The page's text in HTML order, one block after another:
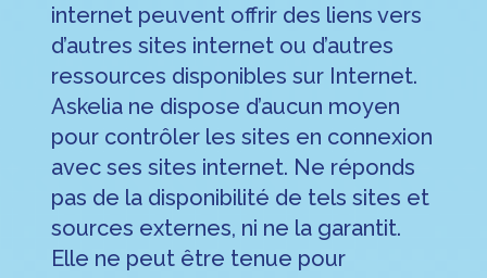
internet peuvent offrir des liens vers
d’autres sites internet ou d’autres
ressources disponibles sur Internet.
Askelia ne dispose d’aucun moyen
pour contrôler les sites en connexion
avec ses sites internet. Ne réponds
pas de la disponibilité de tels sites et
sources externes, ni ne la garantit.
Elle ne peut être tenue pour